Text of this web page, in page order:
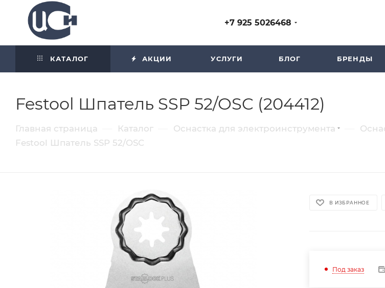
+7 925 5026468
КАТАЛОГ АКЦИИ УСЛУГИ БЛОГ БРЕНДЫ
Festool Шпатель SSP 52/OSC (204412)
Главная страница Каталог Оснастка для электроинструмента
Festool Шпатель SSP 52/OSC
В ИЗБРАННОЕ
Под заказ